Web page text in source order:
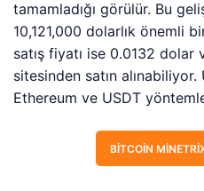
tamamladığı görülür. Bu
10,121,000 dolarlık önemli
satış fiyatı ise 0.0132
sitesinden satın
Ethereum ve USDT
BITCOIN